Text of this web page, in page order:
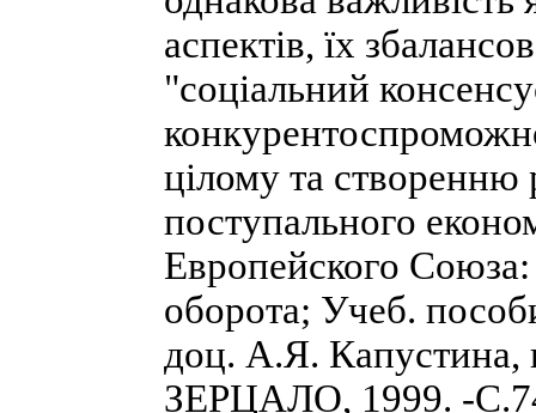
аспектів, їх
"соціальний
цілому та створенню
поступального
Европейского Союза:
оборота; Учеб.
доц. А.Я.
ЗЕРЦАЛО, 1999. -